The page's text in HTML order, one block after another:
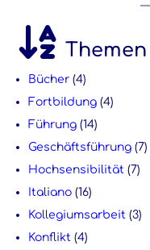
Themen
Bücher (4)
Fortbildung (4)
Führung (14)
Geschäftsführung (7)
Hochsensibilität (7)
Italiano (16)
Kollegiumsarbeit (3)
Konflikt (4)